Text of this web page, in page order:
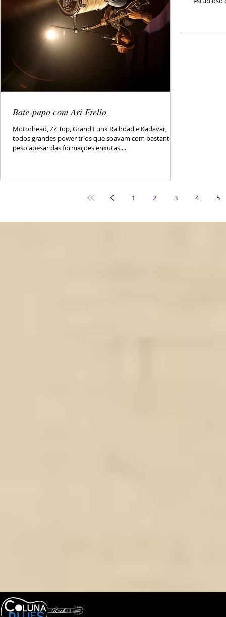
Bate-papo com Ari Frello
Motörhead, ZZ Top, Grand Funk Railroad e Kadavar,
todos grandes power trios que soavam com bastante
peso apesar das formações enxutas....
1 2 3 4 5